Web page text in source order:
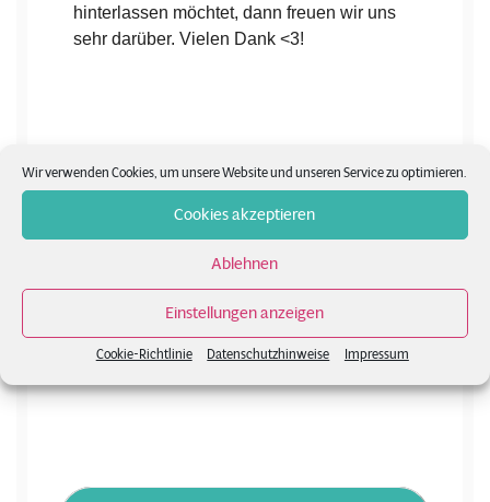
Wir verwenden Cookies, um unsere Website und unseren Service zu optimieren.
Cookies akzeptieren
Ablehnen
Einstellungen anzeigen
Cookie-Richtlinie Datenschutzhinweise Impressum
hinterlassen möchtet, dann freuen wir uns
sehr darüber. Vielen Dank <3!
Unsere Angebote im
Überblick